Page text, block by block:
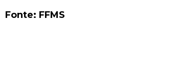
Fonte: FFMS